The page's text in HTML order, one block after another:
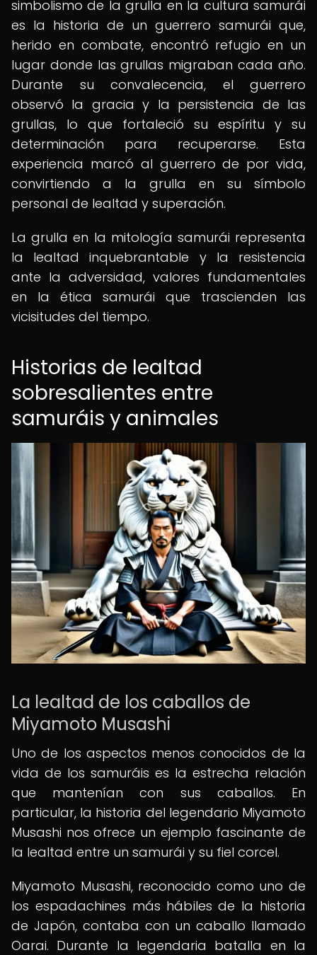
simbolismo de la grulla en la cultura samurái
es la historia de un guerrero samurái que,
herido en combate, encontró refugio en un
lugar donde las grullas migraban cada año.
Durante su convalecencia, el guerrero
observó la gracia y la persistencia de las
grullas, lo que fortaleció su espíritu y su
determinación para recuperarse. Esta
experiencia marcó al guerrero de por vida,
convirtiendo a la grulla en su símbolo
personal de lealtad y superación.
La grulla en la mitología samurái representa
la lealtad inquebrantable y la resistencia
ante la adversidad, valores fundamentales
en la ética samurái que trascienden las
vicisitudes del tiempo.
Historias de lealtad
sobresalientes entre
samuráis y animales
La lealtad de los caballos de
Miyamoto Musashi
Uno de los aspectos menos conocidos de la
vida de los samuráis es la estrecha relación
que mantenían con sus caballos. En
particular, la historia del legendario Miyamoto
Musashi nos ofrece un ejemplo fascinante de
la lealtad entre un samurái y su fiel corcel.
Miyamoto Musashi, reconocido como uno de
los espadachines más hábiles de la historia
de Japón, contaba con un caballo llamado
Oarai. Durante la legendaria batalla en la